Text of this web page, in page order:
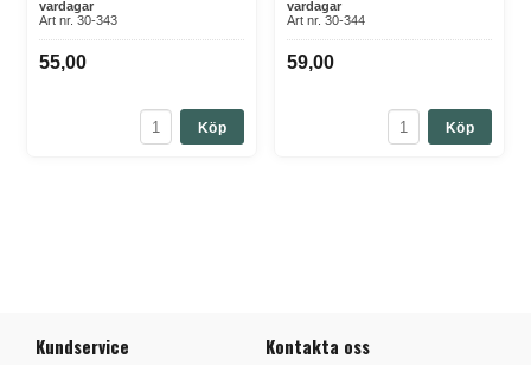
vardagar
Art nr. 30-343
55,00
Köp
vardagar
Art nr. 30-344
59,00
Köp
Kundservice Kontakta oss